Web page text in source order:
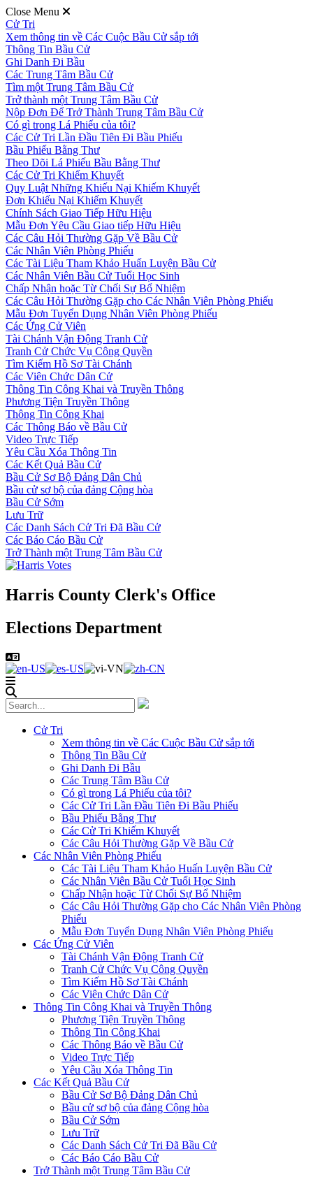
Close Menu
Cử Tri
Xem thông tin về Các Cuộc Bầu Cử sắp tới
Thông Tin Bầu Cử
Ghi Danh Đi Bầu
Các Trung Tâm Bầu Cử
Tìm một Trung Tâm Bầu Cử
Trở thành một Trung Tâm Bầu Cử
Nộp Đơn Để Trở Thành Trung Tâm Bầu Cử
Có gì trong Lá Phiếu của tôi?
Các Cử Tri Lần Đầu Tiên Đi Bầu Phiếu
Bầu Phiếu Bằng Thư
Theo Dõi Lá Phiếu Bầu Bằng Thư
Các Cử Tri Khiếm Khuyết
Quy Luật Những Khiếu Nại Khiếm Khuyết
Đơn Khiếu Nại Khiếm Khuyết
Chính Sách Giao Tiếp Hữu Hiệu
Mẫu Đơn Yêu Cầu Giao tiếp Hữu Hiệu
Các Câu Hỏi Thường Gặp Về Bầu Cử
Các Nhân Viên Phòng Phiếu
Các Tài Liệu Tham Khảo Huấn Luyện Bầu Cử
Các Nhân Viên Bầu Cử Tuổi Học Sinh
Chấp Nhận hoặc Từ Chối Sự Bổ Nhiệm
Các Câu Hỏi Thường Gặp cho Các Nhân Viên Phòng Phiếu
Mẫu Đơn Tuyển Dụng Nhân Viên Phòng Phiếu
Các Ứng Cử Viên
Tài Chánh Vận Động Tranh Cử
Tranh Cử Chức Vụ Công Quyền
Tìm Kiếm Hồ Sơ Tài Chánh
Các Viên Chức Dân Cử
Thông Tin Công Khai và Truyền Thông
Phương Tiện Truyền Thông
Thông Tin Công Khai
Các Thông Báo về Bầu Cử
Video Trực Tiếp
Yêu Cầu Xóa Thông Tin
Các Kết Quả Bầu Cử
Bầu Cử Sơ Bộ Đảng Dân Chủ
Bầu cử sơ bộ của đảng Cộng hòa
Bầu Cử Sớm
Lưu Trữ
Các Danh Sách Cử Tri Đã Bầu Cử
Các Báo Cáo Bầu Cử
Trở Thành một Trung Tâm Bầu Cử
Harris County Clerk's Office
Elections Department
Cử Tri
Xem thông tin về Các Cuộc Bầu Cử sắp tới
Thông Tin Bầu Cử
Ghi Danh Đi Bầu
Các Trung Tâm Bầu Cử
Có gì trong Lá Phiếu của tôi?
Các Cử Tri Lần Đầu Tiên Đi Bầu Phiếu
Bầu Phiếu Bằng Thư
Các Cử Tri Khiếm Khuyết
Các Câu Hỏi Thường Gặp Về Bầu Cử
Các Nhân Viên Phòng Phiếu
Các Tài Liệu Tham Khảo Huấn Luyện Bầu Cử
Các Nhân Viên Bầu Cử Tuổi Học Sinh
Chấp Nhận hoặc Từ Chối Sự Bổ Nhiệm
Các Câu Hỏi Thường Gặp cho Các Nhân Viên Phòng
Phiếu
Mẫu Đơn Tuyển Dụng Nhân Viên Phòng Phiếu
Các Ứng Cử Viên
Tài Chánh Vận Động Tranh Cử
Tranh Cử Chức Vụ Công Quyền
Tìm Kiếm Hồ Sơ Tài Chánh
Các Viên Chức Dân Cử
Thông Tin Công Khai và Truyền Thông
Phương Tiện Truyền Thông
Thông Tin Công Khai
Các Thông Báo về Bầu Cử
Video Trực Tiếp
Yêu Cầu Xóa Thông Tin
Các Kết Quả Bầu Cử
Bầu Cử Sơ Bộ Đảng Dân Chủ
Bầu cử sơ bộ của đảng Cộng hòa
Bầu Cử Sớm
Lưu Trữ
Các Danh Sách Cử Tri Đã Bầu Cử
Các Báo Cáo Bầu Cử
Trở Thành một Trung Tâm Bầu Cử